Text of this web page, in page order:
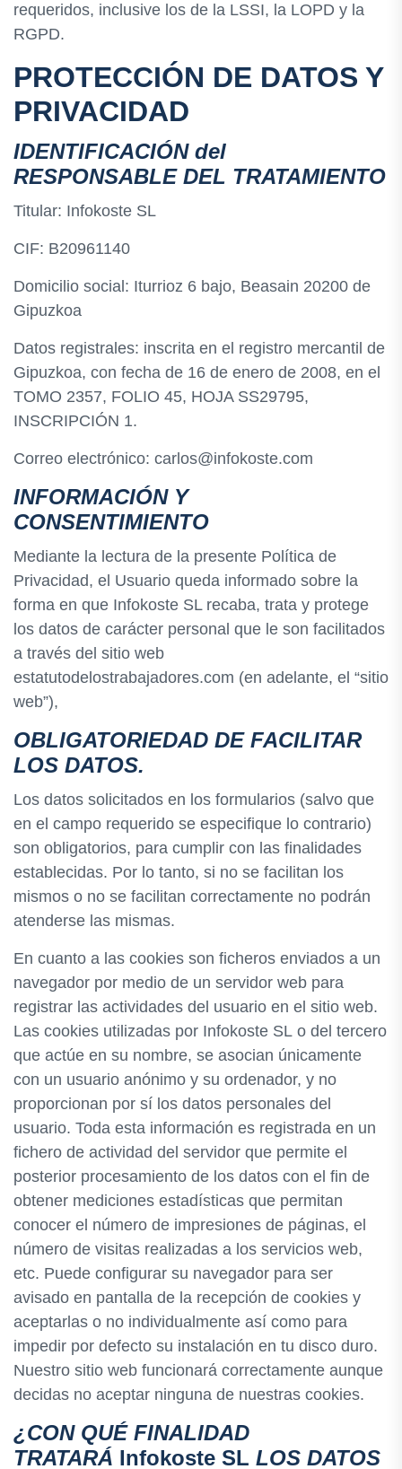
requeridos, inclusive los de la LSSI, la LOPD y la
RGPD.
PROTECCIÓN DE DATOS Y
PRIVACIDAD
IDENTIFICACIÓN del
RESPONSABLE DEL TRATAMIENTO
Titular: Infokoste SL
CIF: B20961140
Domicilio social: Iturrioz 6 bajo, Beasain 20200 de
Gipuzkoa
Datos registrales: inscrita en el registro mercantil de
Gipuzkoa, con fecha de 16 de enero de 2008, en el
TOMO 2357, FOLIO 45, HOJA SS29795,
INSCRIPCIÓN 1.
Correo electrónico: carlos@infokoste.com
INFORMACIÓN Y
CONSENTIMIENTO
Mediante la lectura de la presente Política de
Privacidad, el Usuario queda informado sobre la
forma en que Infokoste SL recaba, trata y protege
los datos de carácter personal que le son facilitados
a través del sitio web
estatutodelostrabajadores.com (en adelante, el “sitio
web”),
OBLIGATORIEDAD DE FACILITAR
LOS DATOS.
Los datos solicitados en los formularios (salvo que
en el campo requerido se especifique lo contrario)
son obligatorios, para cumplir con las finalidades
establecidas. Por lo tanto, si no se facilitan los
mismos o no se facilitan correctamente no podrán
atenderse las mismas.
En cuanto a las cookies son ficheros enviados a un
navegador por medio de un servidor web para
registrar las actividades del usuario en el sitio web.
Las cookies utilizadas por Infokoste SL o del tercero
que actúe en su nombre, se asocian únicamente
con un usuario anónimo y su ordenador, y no
proporcionan por sí los datos personales del
usuario. Toda esta información es registrada en un
fichero de actividad del servidor que permite el
posterior procesamiento de los datos con el fin de
obtener mediciones estadísticas que permitan
conocer el número de impresiones de páginas, el
número de visitas realizadas a los servicios web,
etc. Puede configurar su navegador para ser
avisado en pantalla de la recepción de cookies y
aceptarlas o no individualmente así como para
impedir por defecto su instalación en tu disco duro.
Nuestro sitio web funcionará correctamente aunque
decidas no aceptar ninguna de nuestras cookies.
¿CON QUÉ FINALIDAD
TRATARÁ Infokoste SL LOS DATOS